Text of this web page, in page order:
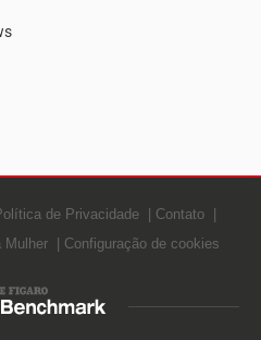
de Privacidade
Contato
Mulher Configuração de cookies